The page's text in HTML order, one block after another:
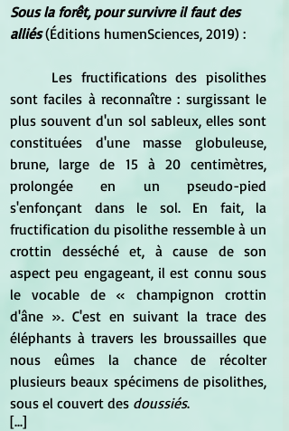
Sous la forêt, pour survivre il faut des
alliés (Éditions humenSciences, 2019) :
sont faciles à reconnaître : surgissant le
plus souvent d'un sol sableux, elles sont
constituées d'une masse globuleuse,
brune, large de 15 à 20 centimètres,
prolongée en un pseudo-pied
s'enfonçant dans le sol. En fait, la
fructification du pisolithe ressemble à un
crottin desséché et, à cause de son
aspect peu engageant, il est connu sous
le vocable de « champignon crottin
d'âne ». C'est en suivant la trace des
éléphants à travers les broussailles que
nous eûmes la chance de récolter
plusieurs beaux spécimens de pisolithes,
sous el couvert des doussiés.
[...]